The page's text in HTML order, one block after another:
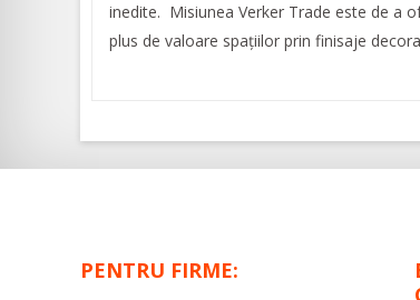
inedite. Misiunea Verker Trade este de a
plus de valoare spaţiilor prin finisaje
PENTRU FIRME: